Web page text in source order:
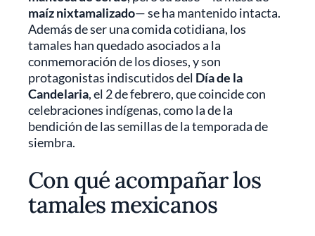
maíz nixtamalizado— se ha mantenido intacta.
Además de ser una comida cotidiana, los
tamales han quedado asociados a la
conmemoración de los dioses, y son
protagonistas indiscutidos del Día de la
Candelaria, el 2 de febrero, que coincide con
celebraciones indígenas, como la de la
bendición de las semillas de la temporada de
siembra.
Con qué acompañar los
tamales mexicanos